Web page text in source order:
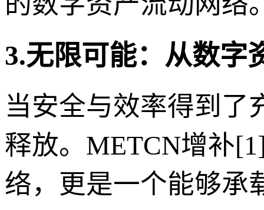
3.无限可能：从数字
当安全与效率得到了
释放。METCN增补
络，更是一个能够承